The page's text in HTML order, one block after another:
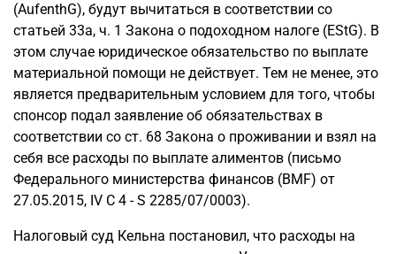
(AufenthG), будут вычитаться в соответствии со
статьей 33a, ч. 1 Закона о подоходном налоге (EStG). В
этом случае юридическое обязательство по выплате
материальной помощи не действует. Тем не менее, это
является предварительным условием для того, чтобы
спонсор подал заявление об обязательствах в
соответствии со ст. 68 Закона о проживании и взял на
себя все расходы по выплате алиментов (письмо
Федерального министерства финансов (BMF) от
27.05.2015, IV C 4 - S 2285/07/0003).
Налоговый суд Кельна постановил, что расходы на